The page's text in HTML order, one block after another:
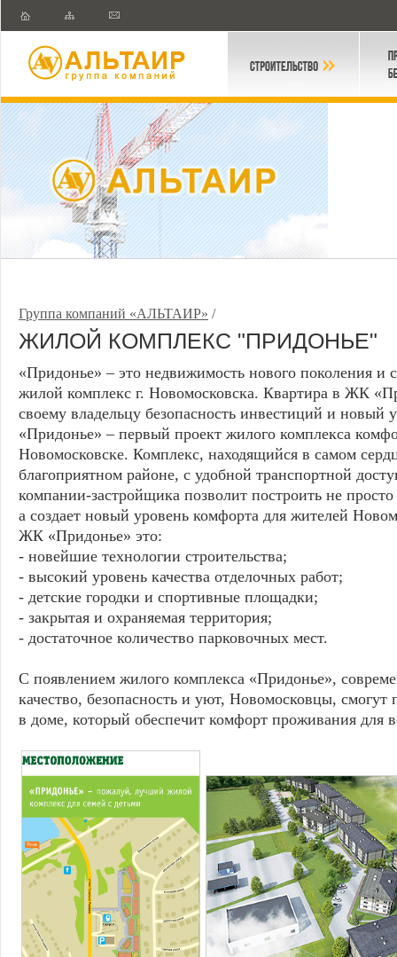
Группа компаний «АЛЬТАИР» /
ЖИЛОЙ КОМПЛЕКС "ПРИДОНЬЕ"
«Придонье» – это недвижимость нового поколения и
жилой комплекс г. Новомосковска. Квартира в ЖК
своему владельцу безопасность инвестиций и новый
«Придонье» – первый проект жилого комплекса
Новомосковске. Комплекс, находящийся в самом
благоприятном районе, с удобной транспортной
компании-застройщика позволит построить не
а создает новый уровень комфорта для жителей
ЖК «Придонье» это:
- новейшие технологии строительства;
- высокий уровень качества отделочных работ;
- детские городки и спортивные площадки;
- закрытая и охраняемая территория;
- достаточное количество парковочных мест.
С появлением жилого комплекса «Придонье»,
качество, безопасность и уют, Новомосковцы, смогут
в доме, который обеспечит комфорт проживания для